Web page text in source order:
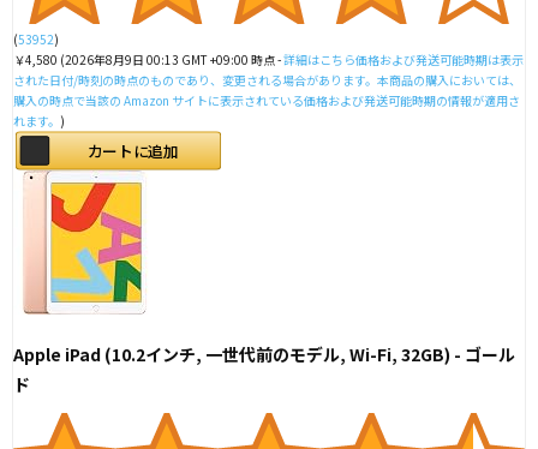
(53952)
￥4,580 (2026年8月9日 00:13 GMT +09:00 時点 -詳細はこちら価格および発送可能時期は表示
された日付/時刻の時点のものであり、変更される場合があります。本商品の購入においては、
購入の時点で当該の Amazon サイトに表示されている価格および発送可能時期の情報が適用さ
れます。 )
カートに追加
Apple iPad (10.2インチ, 一世代前のモデル, Wi-Fi, 32GB) - ゴール
ド